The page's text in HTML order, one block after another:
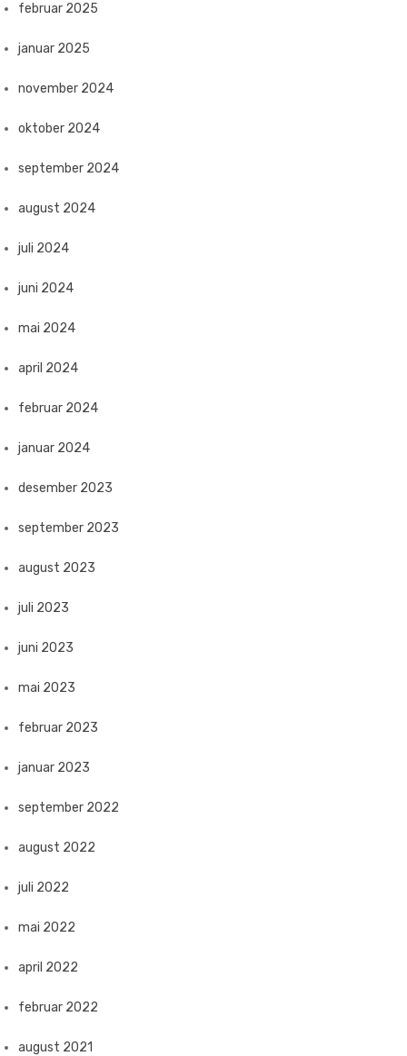
februar 2025
januar 2025
november 2024
oktober 2024
september 2024
august 2024
juli 2024
juni 2024
mai 2024
april 2024
februar 2024
januar 2024
desember 2023
september 2023
august 2023
juli 2023
juni 2023
mai 2023
februar 2023
januar 2023
september 2022
august 2022
juli 2022
mai 2022
april 2022
februar 2022
august 2021